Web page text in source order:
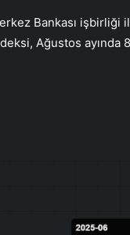
Bankası işbirliği
Ağustos ayında